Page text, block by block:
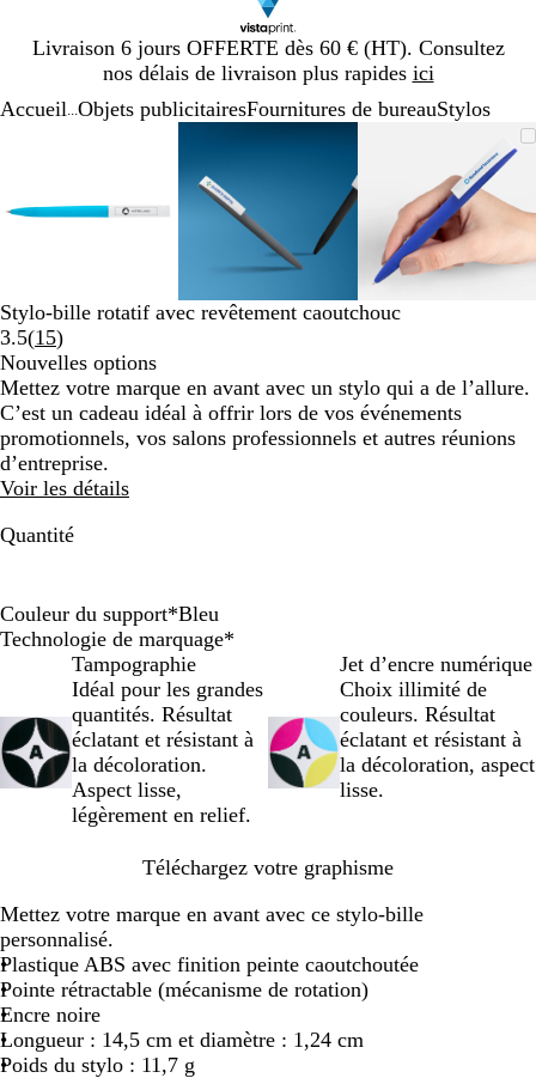
Livraison 6 jours OFFERTE dès 60 € (HT). Consultez
nos délais de livraison plus rapides ici
Diapositive
1
Accueil Objets publicitairesFournitures de bureauStylos
plus
zoomer
les
touches
fléchées
pour
faire
défiler
Image
Zoom
Cliquez
développer
Utilisez
et
moins
zoomer
touches
fléchées
pour
zoomable
minimum
pour
touches
plus
et
moins
pour
touches
fléchées
pour
3
Stylo-bille rotatif avec revêtement caoutchouc
3.5(15Lire
les
15
avis
)
Nouvelles options
Mettez votre marque en avant avec un stylo qui a de l’allure.
C’est un cadeau idéal à offrir lors de vos événements
promotionnels, vos salons professionnels et autres réunions
d’entreprise.
Voir les détails
Quantité
Couleur du support*Bleu
O
n
g
e
B
u
G
s
R
g
e
N
r
B
u
R
e
V
t
J
n
e
Technologie de marquage*
Tampographie
Idéal pour les grandes
quantités. Résultat
éclatant et résistant à
la décoloration.
Aspect lisse,
légèrement en relief.
Jet d’encre numérique
Choix illimité de
couleurs. Résultat
éclatant et résistant à
la décoloration, aspect
lisse.
Téléchargez votre graphisme
Mettez votre marque en avant avec ce stylo-bille
personnalisé.
Plastique ABS avec finition peinte caoutchoutée
Pointe rétractable (mécanisme de rotation)
Encre noire
Longueur : 14,5 cm et diamètre : 1,24 cm
Poids du stylo : 11,7 g